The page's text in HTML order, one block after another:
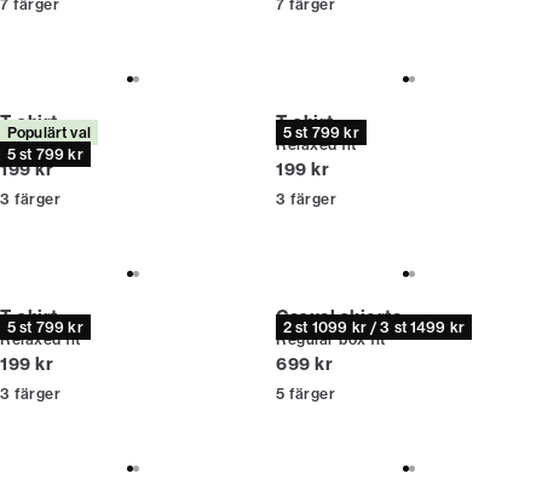
7 färger 7 färger
Populärt val
5 st 799 kr
T-shirt
Relaxed fit
Nuvarande pris
199 kr
3 färger
5 st 799 kr
T-shirt
Relaxed fit
Nuvarande pris
199 kr
3 färger
5 st 799 kr
T-shirt
Relaxed fit
Nuvarande pris
199 kr
3 färger
2 st 1099 kr / 3 st 1499 kr
Casual skjorta
Regular box fit
Nuvarande pris
699 kr
5 färger